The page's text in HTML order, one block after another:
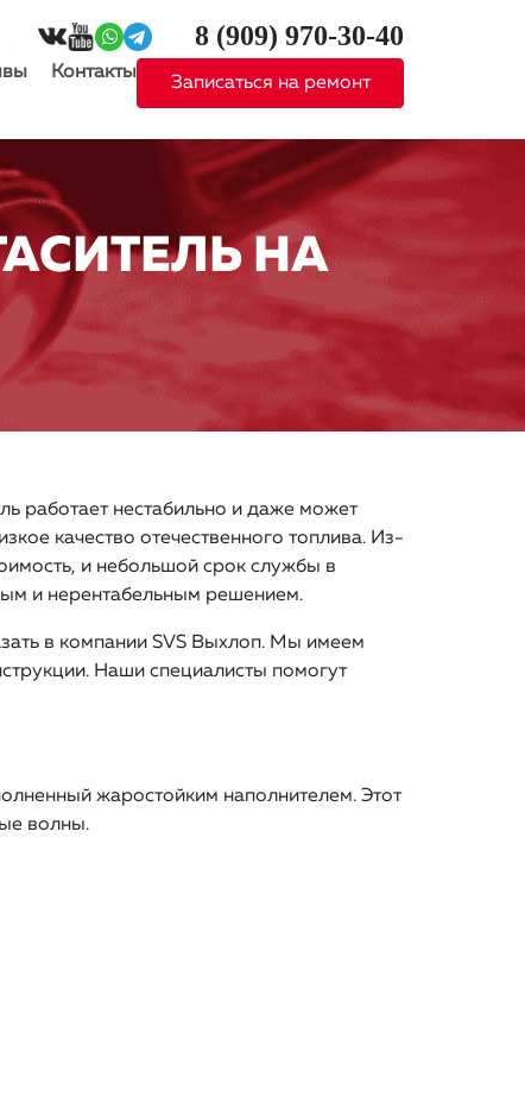
8 (909) 970-30-40
Контакты
Записаться на ремонт
НА
работает нестабильно и даже может
качество отечественного топлива. Из-
и небольшой срок службы в
и нерентабельным решением.
в компании SVS Выхлоп. Мы имеем
Наши специалисты помогут
жаростойким наполнителем. Этот
волны.